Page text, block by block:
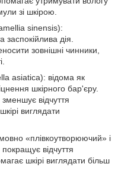
зі шкірою.
sinensis):
дія.
зовнішні чинники,
asiatica): відома як
шкірного бар'єру.
відчуття
виглядати
«плівкоутворюючий» і
відчуття
шкірі виглядати більш